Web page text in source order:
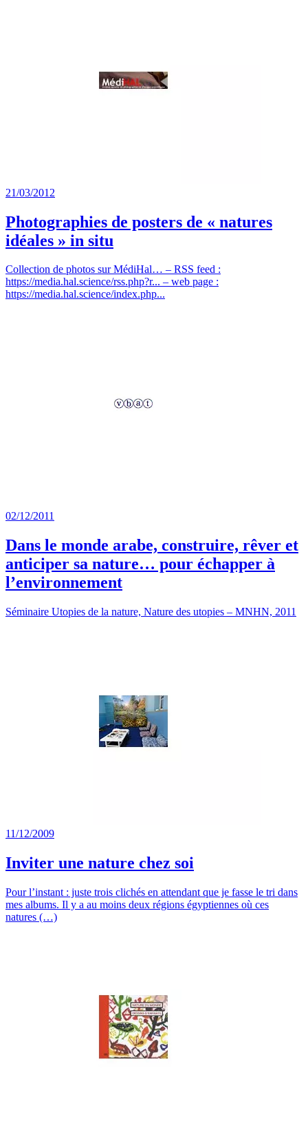
21/03/2012
Photographies de posters de « natures
idéales » in situ
Collection de photos sur MédiHal… – RSS feed :
https://media.hal.science/rss.php?r... – web page :
https://media.hal.science/index.php...
02/12/2011
Dans le monde arabe, construire, rêver et
anticiper sa nature… pour échapper à
l’environnement
Séminaire Utopies de la nature, Nature des utopies – MNHN, 2011
11/12/2009
Inviter une nature chez soi
Pour l’instant : juste trois clichés en attendant que je fasse le tri dans
mes albums. Il y a au moins deux régions égyptiennes où ces
natures (…)